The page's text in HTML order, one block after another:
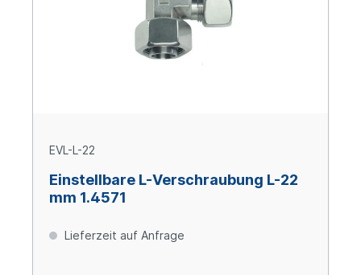
EVL-L-22
Einstellbare L-Verschraubung L-22
mm 1.4571
Lieferzeit auf Anfrage